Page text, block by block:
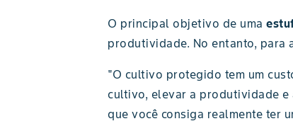
O principal objetivo de uma
produtividade. No entanto, para
"O cultivo protegido tem um
cultivo, elevar a produtividade e
que você consiga realmente ter